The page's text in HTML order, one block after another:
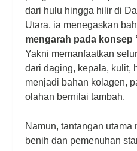
dari hulu hingga hilir di
Utara, ia menegaskan
mengarah pada konsep
Yakni memanfaatkan
dari daging, kepala, kulit,
menjadi bahan kolagen,
olahan bernilai tambah.
Namun, tantangan utama
benih dan pemenuhan